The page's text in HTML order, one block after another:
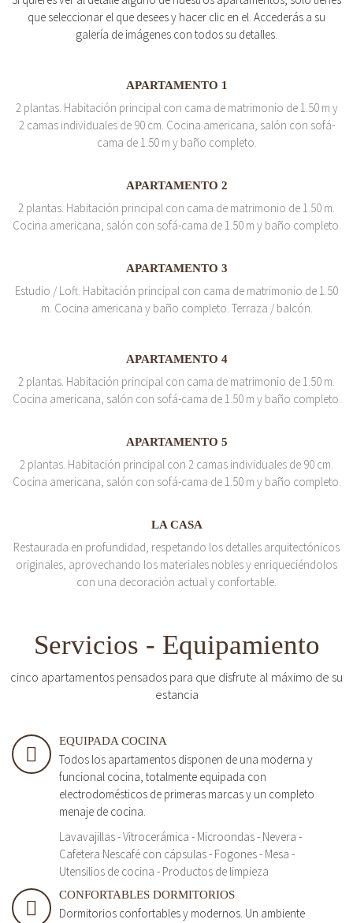
que seleccionar el que desees y hacer clic en el. Accederás a su
galería de imágenes con todos su detalles.
APARTAMENTO 1
2 plantas. Habitación principal con cama de matrimonio de 1.50 m y
2 camas individuales de 90 cm. Cocina americana, salón con sofá-
cama de 1.50 m y baño completo.
APARTAMENTO 2
2 plantas. Habitación principal con cama de matrimonio de 1.50 m.
Cocina americana, salón con sofá-cama de 1.50 m y baño completo.
APARTAMENTO 3
Estudio / Loft. Habitación principal con cama de matrimonio de 1.50
m. Cocina americana y baño completo. Terraza / balcón.
APARTAMENTO 4
2 plantas. Habitación principal con cama de matrimonio de 1.50 m.
Cocina americana, salón con sofá-cama de 1.50 m y baño completo.
APARTAMENTO 5
2 plantas. Habitación principal con 2 camas individuales de 90 cm.
Cocina americana, salón con sofá-cama de 1.50 m y baño completo.
LA CASA
Restaurada en profundidad, respetando los detalles arquitectónicos
originales, aprovechando los materiales nobles y enriqueciéndolos
con una decoración actual y confortable.
Servicios - Equipamiento
cinco apartamentos pensados para que disfrute al máximo de su
estancia
EQUIPADA COCINA
Todos los apartamentos disponen de una moderna y
funcional cocina, totalmente equipada con
electrodomésticos de primeras marcas y un completo
menaje de cocina.
Lavavajillas - Vitrocerámica - Microondas - Nevera -
Cafetera Nescafé con cápsulas - Fogones - Mesa -
Utensilios de cocina - Productos de limpieza
CONFORTABLES DORMITORIOS
Dormitorios confortables y modernos. Un ambiente